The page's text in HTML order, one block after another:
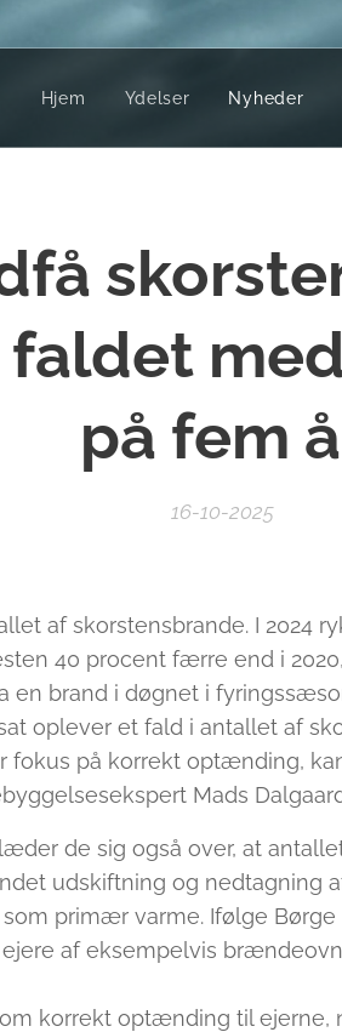
Hjem Ydelser Nyheder
på fem
16-10-2025
af skorstensbrande. I 2024
40 procent færre end i
en brand i døgnet i
oplever et fald i antallet af
fokus på korrekt optænding,
Mads
de sig også over, at
udskiftning og nedtagning
primær varme. Ifølge Børge
af eksempelvis
korrekt optænding til